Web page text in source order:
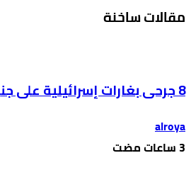
مقالات ساخنة
8 جرحى بغارات إسرائيلية على جنوب لبنان
alroya